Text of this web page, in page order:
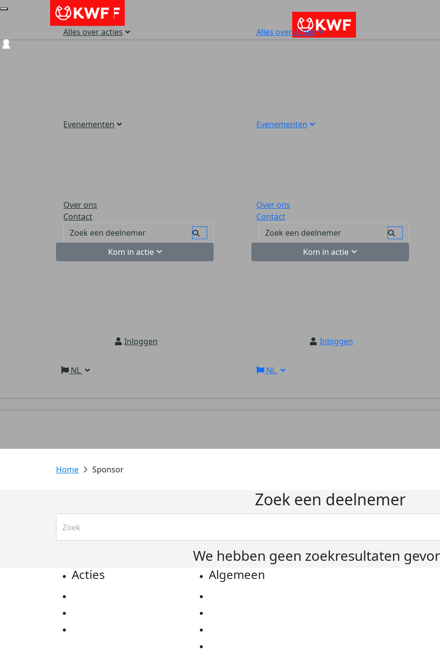
Alles over acties
Evenementen
Over ons
Contact
Kom in actie
Inloggen
NL
Alles over acties
Evenementen
Over ons
Contact
Kom in actie
Inloggen
NL
Sponsor
Zoek een deelnemer
We hebben geen zoekresultaten
Acties Algemeen